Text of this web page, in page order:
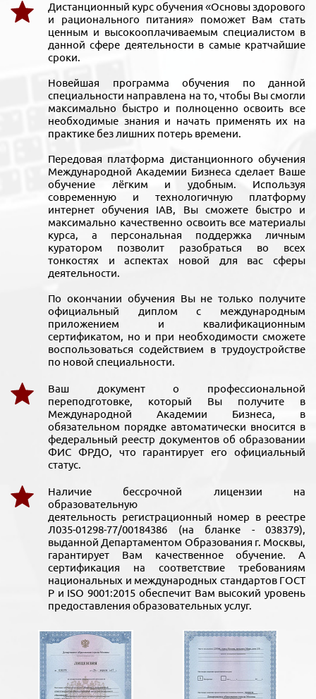
Дистанционный курс обучения «Основы здорового
и рационального питания» поможет Вам стать
ценным и высокооплачиваемым специалистом в
данной сфере деятельности в самые кратчайшие
сроки.
Новейшая программа обучения по данной
специальности направлена на то, чтобы Вы смогли
максимально быстро и полноценно освоить все
необходимые знания и начать применять их на
практике без лишних потерь времени.
Передовая платформа дистанционного обучения
Международной Академии Бизнеса сделает Ваше
обучение лёгким и удобным. Используя
современную и технологичную платформу
интернет обучения IAB, Вы сможете быстро и
максимально качественно освоить все материалы
курса, а персональная поддержка личным
куратором позволит разобраться во всех
тонкостях и аспектах новой для вас сферы
деятельности.
По окончании обучения Вы не только получите
официальный диплом с международным
приложением и квалификационным
сертификатом, но и при необходимости сможете
воспользоваться содействием в трудоустройстве
по новой специальности.
Ваш документ о профессиональной
переподготовке, который Вы получите в
Международной Академии Бизнеса, в
обязательном порядке автоматически вносится в
федеральный реестр документов об образовании
ФИС ФРДО, что гарантирует его официальный
статус.
Наличие бессрочной лицензии на
образовательную
деятельность регистрационный номер в реестре
Л035-01298-77/00184386 (на бланке - 038379),
выданной Департаментом Образования г. Москвы,
гарантирует Вам качественное обучение. А
сертификация на соответствие требованиям
национальных и международных стандартов ГОСТ
Р и ISO 9001:2015 обеспечит Вам высокий уровень
предоставления образовательных услуг.